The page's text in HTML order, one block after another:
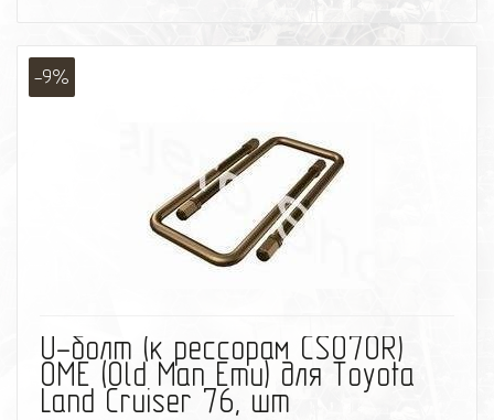
-9%
U-болт (к рессорам CS070R)
OME (Old Man Emu) для Toyota
Land Cruiser 76, шт